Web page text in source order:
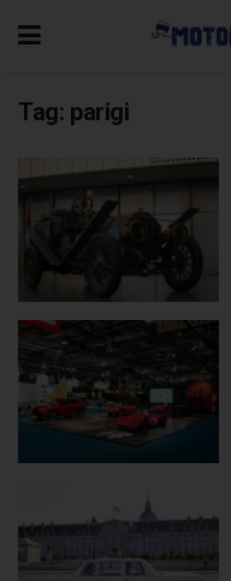
Tag: parigi